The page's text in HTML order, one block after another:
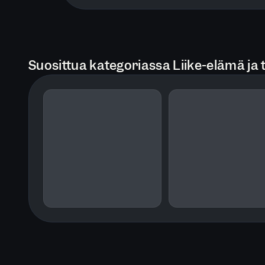
Suosittua kategoriassa Liike-elämä ja